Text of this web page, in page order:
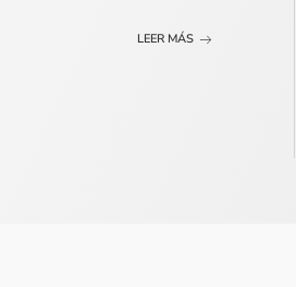
LEER MÁS